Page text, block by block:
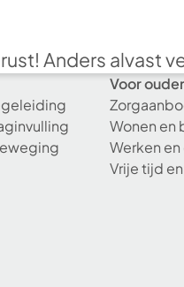
Anders alvast
Voor
Wonen en
Werken
Vrije tijd